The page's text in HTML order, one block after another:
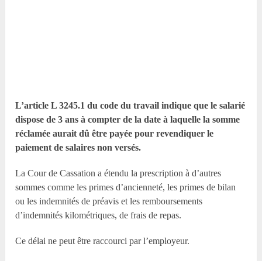
L’article L 3245.1 du code du travail indique que le salarié
dispose de 3 ans à compter de la date à laquelle la somme
réclamée aurait dû être payée pour revendiquer le
paiement de salaires non versés.
La Cour de Cassation a étendu la prescription à d’autres
sommes comme les primes d’ancienneté, les primes de bilan
ou les indemnités de préavis et les remboursements
d’indemnités kilométriques, de frais de repas.
Ce délai ne peut être raccourci par l’employeur.